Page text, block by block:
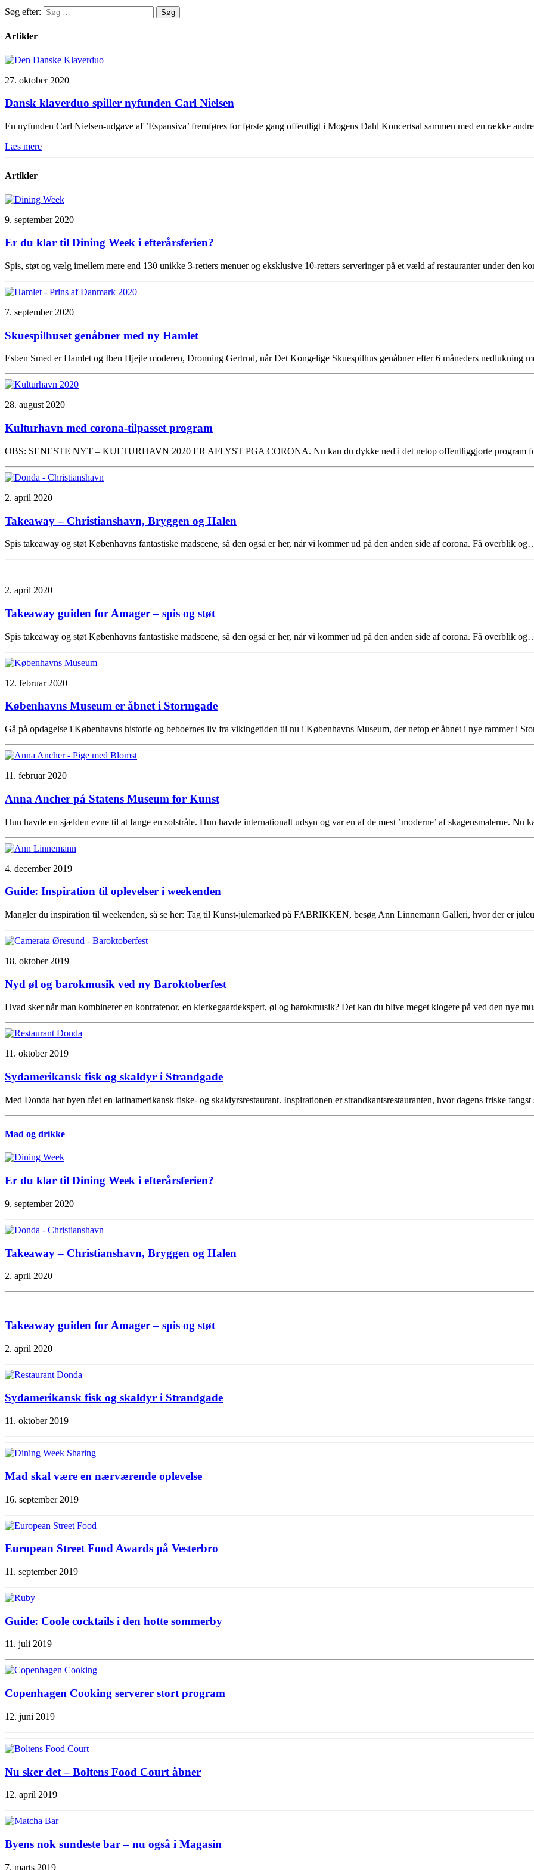
Søg efter:
Artikler
27. oktober 2020
Dansk klaverduo spiller nyfunden Carl Nielsen
En nyfunden Carl Nielsen-udgave af ’Espansiva’ fremføres for første gang offentligt i Mogens Dahl Koncertsal sammen med en række
Læs mere
Artikler
9. september 2020
Er du klar til Dining Week i efterårsferien?
Spis, støt og vælg imellem mere end 130 unikke 3-retters menuer og eksklusive 10-retters serveringer på et væld af restauranter under den
7. september 2020
Skuespilhuset genåbner med ny Hamlet
Esben Smed er Hamlet og Iben Hjejle moderen, Dronning Gertrud, når Det Kongelige Skuespilhus genåbner efter 6 måneders nedlukning
28. august 2020
Kulturhavn med corona-tilpasset program
OBS: SENESTE NYT – KULTURHAVN 2020 ER AFLYST PGA CORONA. Nu kan du dykke ned i det netop offentliggjorte program
2. april 2020
Takeaway – Christianshavn, Bryggen og Halen
Spis takeaway og støt Københavns fantastiske madscene, så den også er her, når vi kommer ud på den anden side af corona. Få overblik
2. april 2020
Takeaway guiden for Amager – spis og støt
Spis takeaway og støt Københavns fantastiske madscene, så den også er her, når vi kommer ud på den anden side af corona. Få overblik
12. februar 2020
Københavns Museum er åbnet i Stormgade
Gå på opdagelse i Københavns historie og beboernes liv fra vikingetiden til nu i Københavns Museum, der netop er åbnet i nye rammer i
11. februar 2020
Anna Ancher på Statens Museum for Kunst
Hun havde en sjælden evne til at fange en solstråle. Hun havde internationalt udsyn og var en af de mest ’moderne’ af skagensmalerne. Nu
4. december 2019
Guide: Inspiration til oplevelser i weekenden
Mangler du inspiration til weekenden, så se her: Tag til Kunst-julemarked på FABRIKKEN, besøg Ann Linnemann Galleri, hvor der er
18. oktober 2019
Nyd øl og barokmusik ved ny Baroktoberfest
Hvad sker når man kombinerer en kontratenor, en kierkegaardekspert, øl og barokmusik? Det kan du blive meget klogere på ved den nye
11. oktober 2019
Sydamerikansk fisk og skaldyr i Strandgade
Med Donda har byen fået en latinamerikansk fiske- og skaldyrsrestaurant. Inspirationen er strandkantsrestauranten, hvor dagens friske
Mad og drikke
Er du klar til Dining Week i efterårsferien?
9. september 2020
Takeaway – Christianshavn, Bryggen og Halen
2. april 2020
Takeaway guiden for Amager – spis og støt
2. april 2020
Sydamerikansk fisk og skaldyr i Strandgade
11. oktober 2019
Mad skal være en nærværende oplevelse
16. september 2019
European Street Food Awards på Vesterbro
11. september 2019
Guide: Coole cocktails i den hotte sommerby
11. juli 2019
Copenhagen Cooking serverer stort program
12. juni 2019
Nu sker det – Boltens Food Court åbner
12. april 2019
Byens nok sundeste bar – nu også i Magasin
7. marts 2019